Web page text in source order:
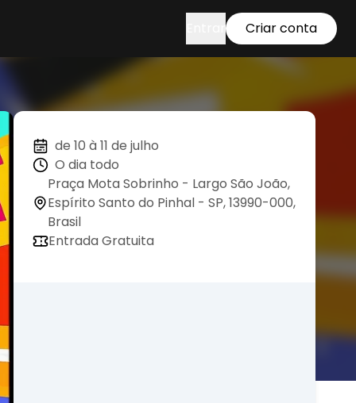
Criar conta
de 10 à 11 de julho
O dia todo
Praça Mota Sobrinho - Largo São João,
Espírito Santo do Pinhal - SP, 13990-000,
Brasil
Entrada Gratuita